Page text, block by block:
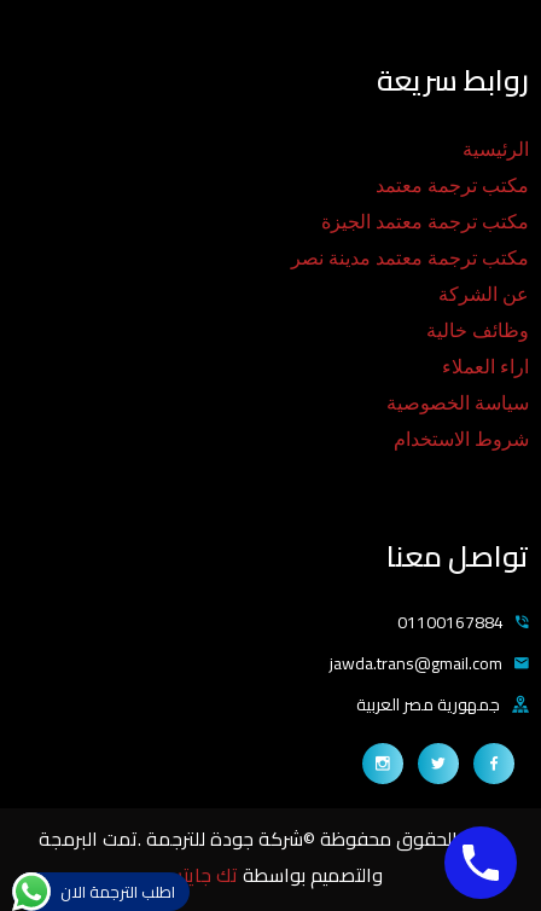
روابط سريعة
الرئيسية
مكتب ترجمة معتمد
مكتب ترجمة معتمد الجيزة
مكتب ترجمة معتمد مدينة نصر
عن الشركة
وظائف خالية
اراء العملاء
سياسة الخصوصية
شروط الاستخدام
تواصل معنا
01100167884
jawda.trans@gmail.com
جمهورية مصر العربية
جميع الحقوق محفوظة ©شركة جودة للترجمة .تمت البرمجة
والتصميم بواسطةتك جايتساطلب الترجمة الان